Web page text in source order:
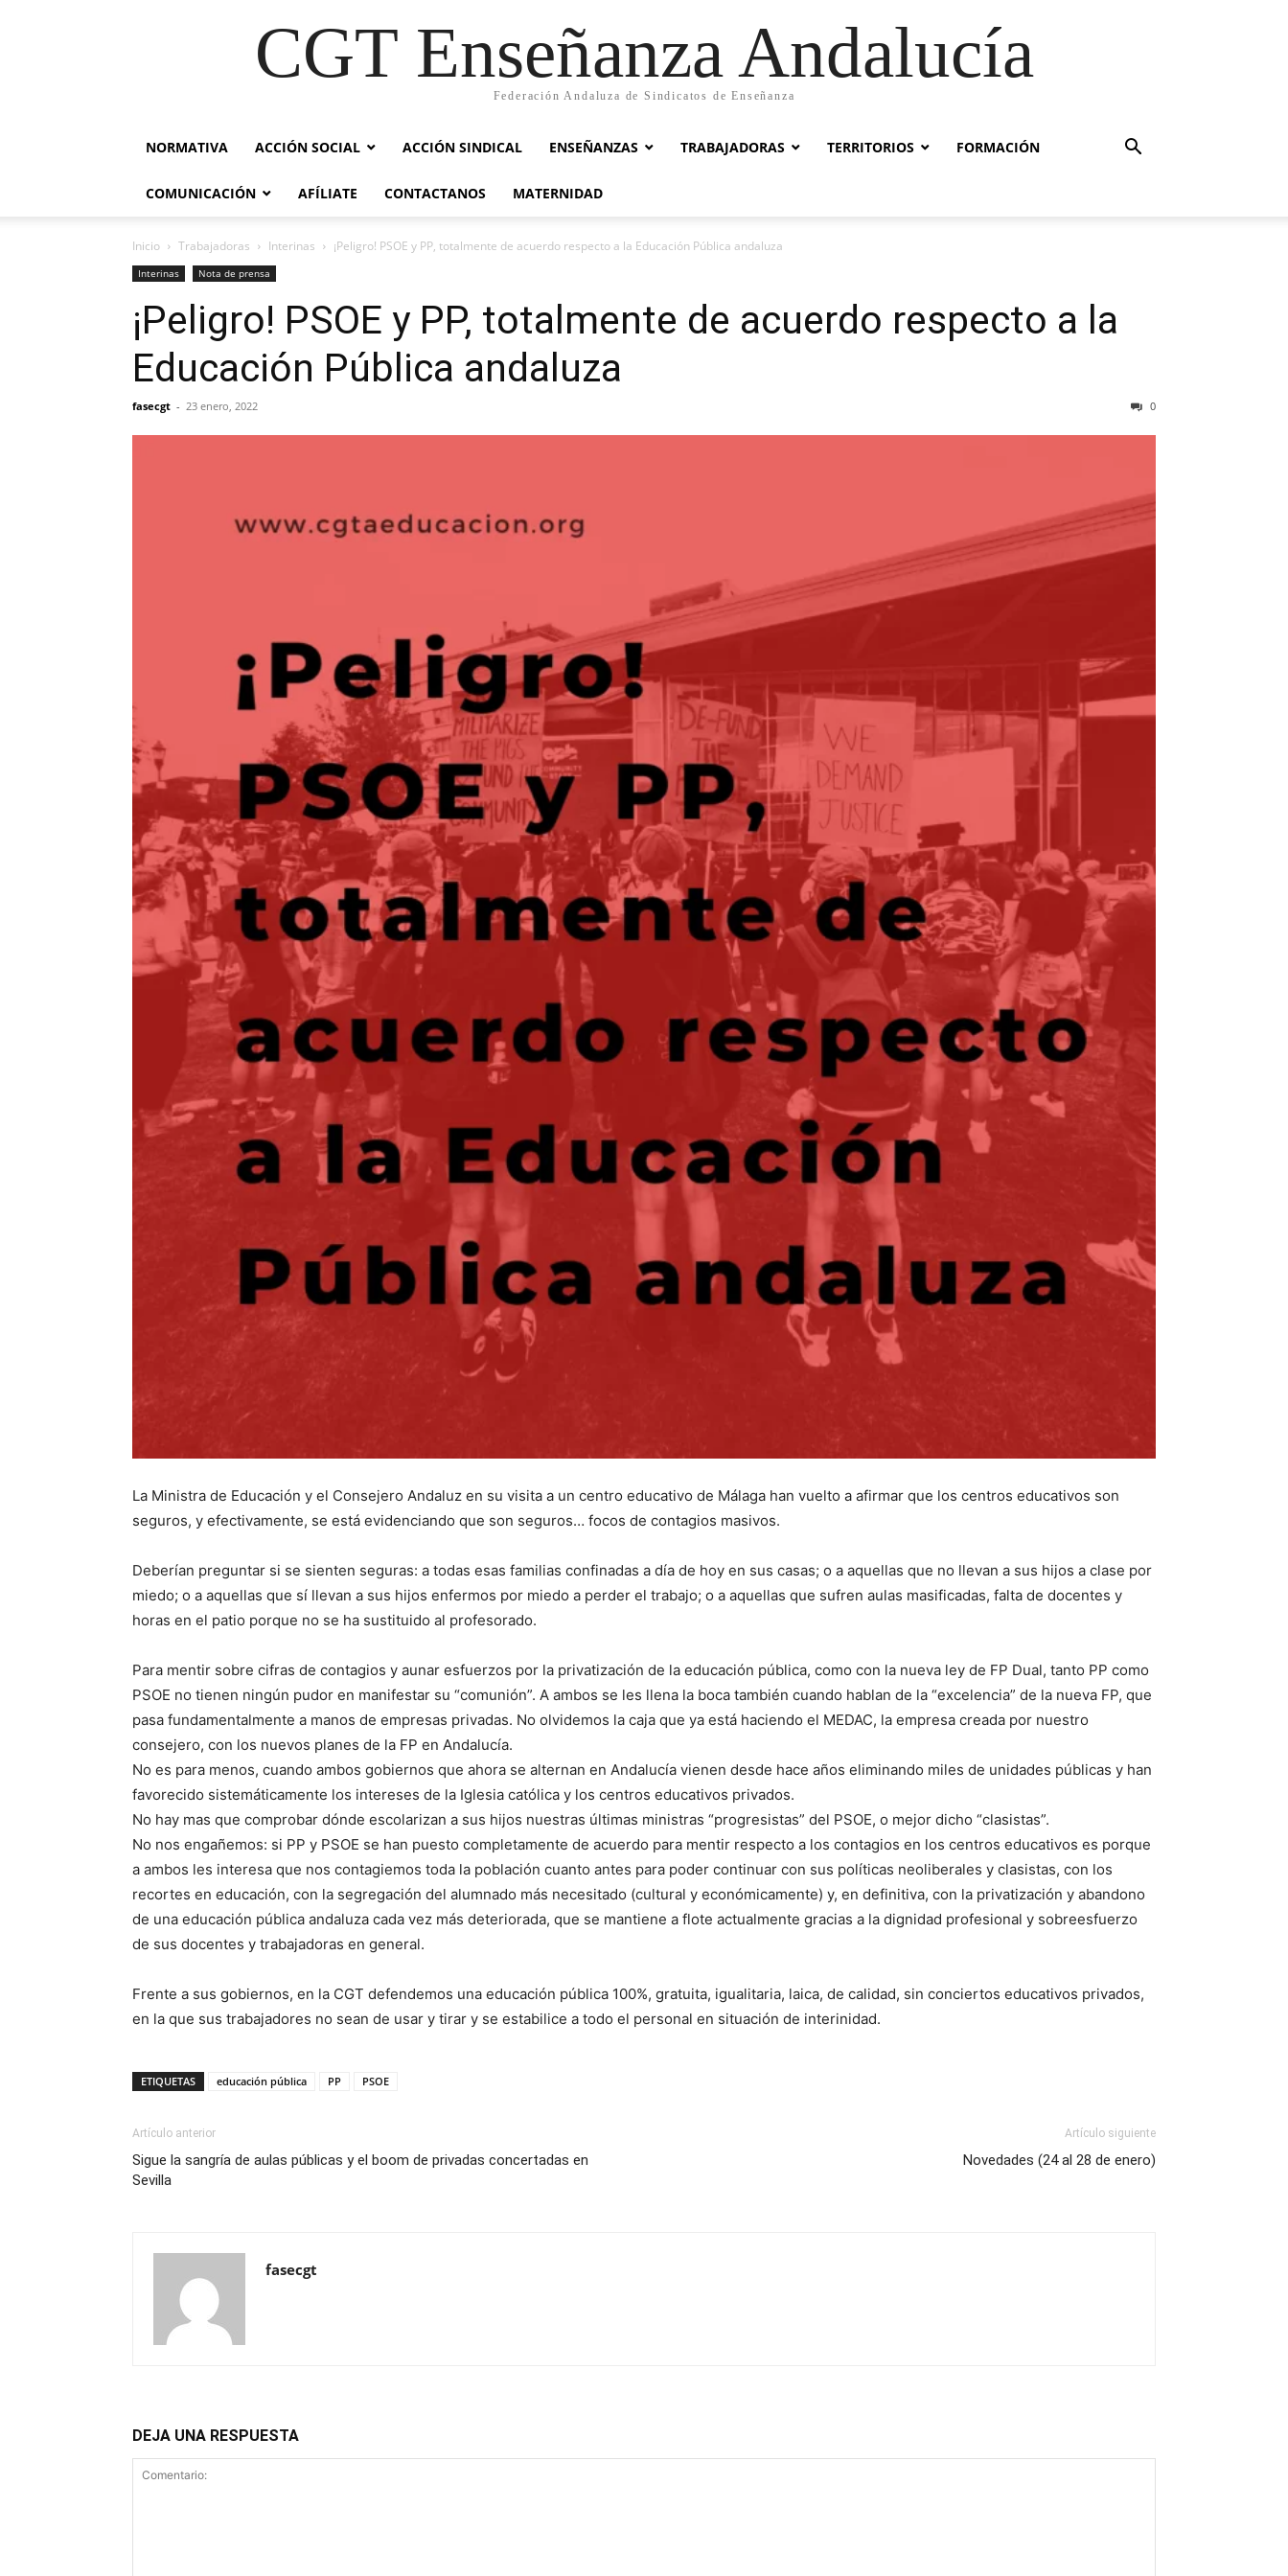
CGT Enseñanza Andalucía
Federación Andaluza de Sindicatos de Enseñanza
NORMATIVA ACCIÓN SOCIAL ACCIÓN SINDICAL ENSEÑANZAS TRABAJADORAS TERRITORIOS FORMACIÓN
COMUNICACIÓN AFÍLIATE CONTACTANOS MATERNIDAD
Inicio Trabajadoras Interinas ¡Peligro! PSOE y PP, totalmente de acuerdo respecto a la Educación Pública andaluza
Interinas Nota de prensa
¡Peligro! PSOE y PP, totalmente de acuerdo respecto a la
Educación Pública andaluza
fasecgt - 23 enero, 2022 0
La Ministra de Educación y el Consejero Andaluz en su visita a un centro educativo de Málaga han vuelto a afirmar que los centros educativos son
seguros, y efectivamente, se está evidenciando que son seguros… focos de contagios masivos.
Deberían preguntar si se sienten seguras: a todas esas familias confinadas a día de hoy en sus casas; o a aquellas que no llevan a sus hijos a clase por
miedo; o a aquellas que sí llevan a sus hijos enfermos por miedo a perder el trabajo; o a aquellas que sufren aulas masificadas, falta de docentes y
horas en el patio porque no se ha sustituido al profesorado.
Para mentir sobre cifras de contagios y aunar esfuerzos por la privatización de la educación pública, como con la nueva ley de FP Dual, tanto PP como
PSOE no tienen ningún pudor en manifestar su “comunión”. A ambos se les llena la boca también cuando hablan de la “excelencia” de la nueva FP, que
pasa fundamentalmente a manos de empresas privadas. No olvidemos la caja que ya está haciendo el MEDAC, la empresa creada por nuestro
consejero, con los nuevos planes de la FP en Andalucía.
No es para menos, cuando ambos gobiernos que ahora se alternan en Andalucía vienen desde hace años eliminando miles de unidades públicas y han
favorecido sistemáticamente los intereses de la Iglesia católica y los centros educativos privados.
No hay mas que comprobar dónde escolarizan a sus hijos nuestras últimas ministras “progresistas” del PSOE, o mejor dicho “clasistas”.
No nos engañemos: si PP y PSOE se han puesto completamente de acuerdo para mentir respecto a los contagios en los centros educativos es porque
a ambos les interesa que nos contagiemos toda la población cuanto antes para poder continuar con sus políticas neoliberales y clasistas, con los
recortes en educación, con la segregación del alumnado más necesitado (cultural y económicamente) y, en definitiva, con la privatización y abandono
de una educación pública andaluza cada vez más deteriorada, que se mantiene a flote actualmente gracias a la dignidad profesional y sobreesfuerzo
de sus docentes y trabajadoras en general.
Frente a sus gobiernos, en la CGT defendemos una educación pública 100%, gratuita, igualitaria, laica, de calidad, sin conciertos educativos privados,
en la que sus trabajadores no sean de usar y tirar y se estabilice a todo el personal en situación de interinidad.
ETIQUETAS educación pública PP PSOE
Artículo anterior
Sigue la sangría de aulas públicas y el boom de privadas concertadas en
Sevilla
Artículo siguiente
Novedades (24 al 28 de enero)
fasecgt
DEJA UNA RESPUESTA